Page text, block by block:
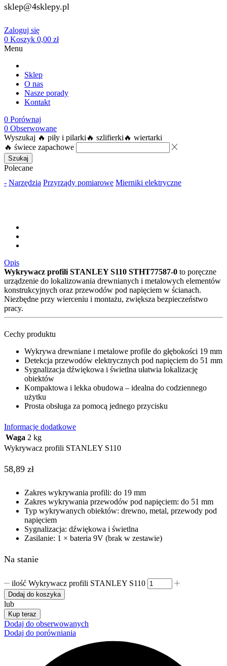
sklep@4sklepy.pl
Zaloguj się
0 Koszyk 0,00 zł
Menu
Sklep
O nas
Nasze porady
Kontakt
0 Porównaj
0 Obserwowane
Wyszukaj 🔥 piły i pilarki 🔥 szlifierki 🔥 wiertarki
🔥 świece zapachowe
Szukaj
Polecane
- Narzędzia Przyrządy pomiarowe Mierniki elektryczne
Opis
Wykrywacz profili STANLEY S110 STHT77587-0 to poręczne
urządzenie do lokalizowania drewnianych i metalowych elementów
konstrukcyjnych oraz przewodów pod napięciem w ścianach.
Niezbędne przy wierceniu i montażu, zwiększa bezpieczeństwo
pracy.
Cechy produktu
Wykrywa drewniane i metalowe profile do głębokości 19 mm
Detekcja przewodów elektrycznych pod napięciem do 51 mm
Sygnalizacja dźwiękowa i świetlna ułatwia lokalizację
obiektów
Kompaktowa i lekka obudowa – idealna do codziennego
użytku
Prosta obsługa za pomocą jednego przycisku
Informacje dodatkowe
Waga 2 kg
Wykrywacz profili STANLEY S110
58,89 zł
Zakres wykrywania profili: do 19 mm
Zakres wykrywania przewodów pod napięciem: do 51 mm
Typ wykrywanych obiektów: drewno, metal, przewody pod
napięciem
Sygnalizacja: dźwiękowa i świetlna
Zasilanie: 1 × bateria 9V (brak w zestawie)
Na stanie
ilość Wykrywacz profili STANLEY S110
Dodaj do koszyka
lub
Kup teraz
Dodaj do obserwowanych
Dodaj do porówniania